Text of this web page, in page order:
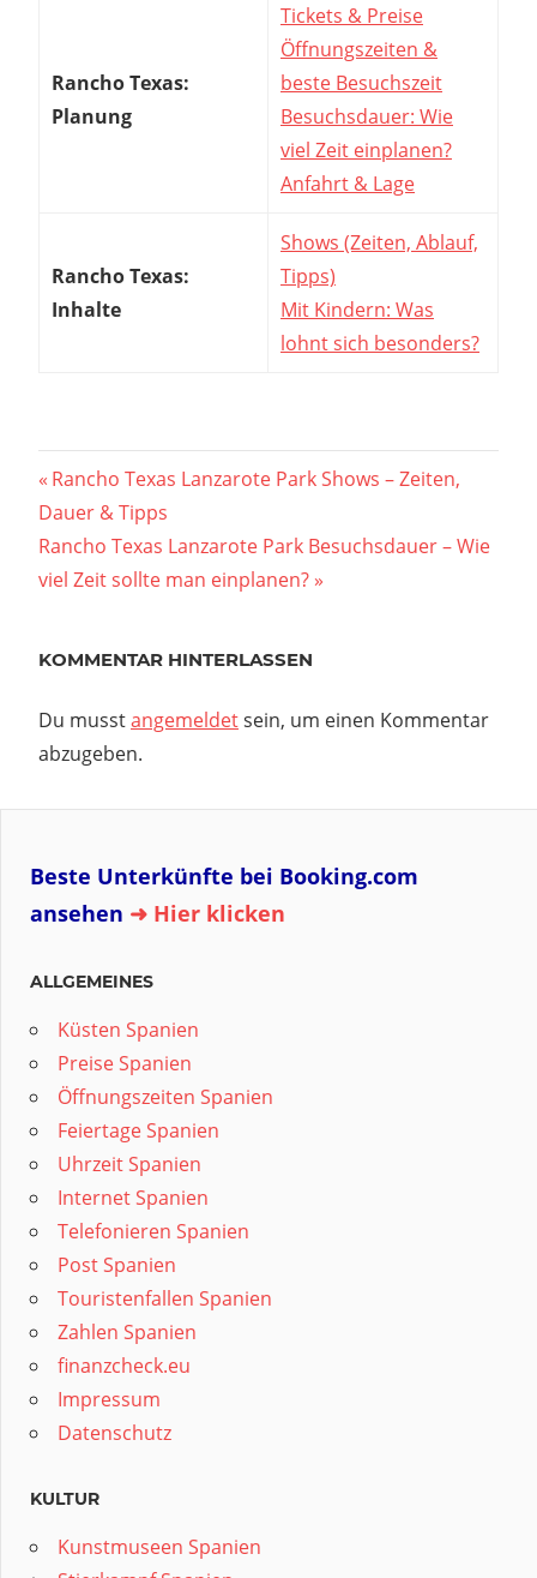
Rancho Texas:
Planung
Tickets & Preise
Öffnungszeiten &
beste Besuchszeit
Besuchsdauer: Wie
viel Zeit einplanen?
Anfahrt & Lage
Rancho Texas:
Inhalte
Shows (Zeiten, Ablauf,
Tipps)
Mit Kindern: Was
lohnt sich besonders?
Beitragsnavigation
Vorheriger
Beitrag:
Rancho Texas Lanzarote Park Shows – Zeiten,
Dauer & Tipps
Nächster
Beitrag:
Rancho Texas Lanzarote Park Besuchsdauer – Wie
viel Zeit sollte man einplanen?
KOMMENTAR HINTERLASSEN
Du musstangemeldetsein, um einen Kommentar
abzugeben.
Beste Unterkünfte bei Booking.com
ansehen ➜ Hier klicken
ALLGEMEINES
Küsten Spanien
Preise Spanien
Öffnungszeiten Spanien
Feiertage Spanien
Uhrzeit Spanien
Internet Spanien
Telefonieren Spanien
Post Spanien
Touristenfallen Spanien
Zahlen Spanien
finanzcheck.eu
Impressum
Datenschutz
KULTUR
Kunstmuseen Spanien